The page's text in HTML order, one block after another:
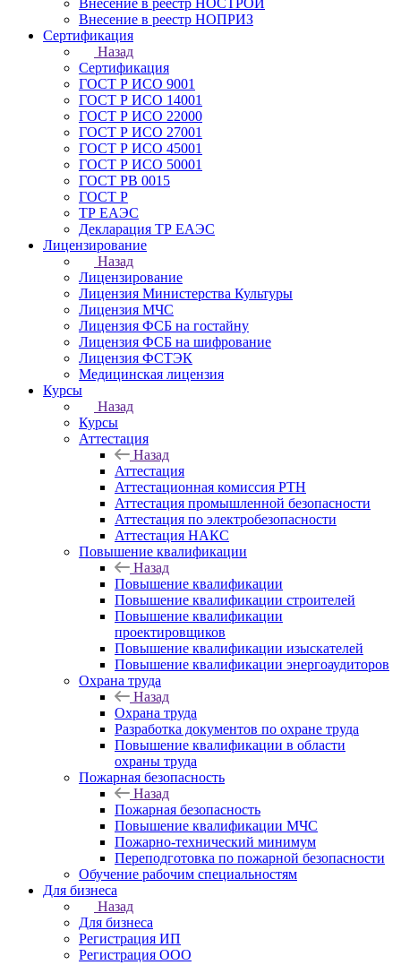
Внесение в реестр НОСТРОЙ
Внесение в реестр НОПРИЗ
Сертификация
Назад
Сертификация
ГОСТ Р ИСО 9001
ГОСТ Р ИСО 14001
ГОСТ Р ИСО 22000
ГОСТ Р ИСО 27001
ГОСТ Р ИСО 45001
ГОСТ Р ИСО 50001
ГОСТ РВ 0015
ГОСТ Р
ТР ЕАЭС
Декларация ТР ЕАЭС
Лицензирование
Назад
Лицензирование
Лицензия Министерства Культуры
Лицензия МЧС
Лицензия ФСБ на гостайну
Лицензия ФСБ на шифрование
Лицензия ФСТЭК
Медицинская лицензия
Курсы
Назад
Курсы
Аттестация
Назад
Аттестация
Аттестационная комиссия РТН
Аттестация промышленной безопасности
Аттестация по электробезопасности
Аттестация НАКС
Повышение квалификации
Назад
Повышение квалификации
Повышение квалификации строителей
Повышение квалификации
проектировщиков
Повышение квалификации изыскателей
Повышение квалификации энергоаудиторов
Охрана труда
Назад
Охрана труда
Разработка документов по охране труда
Повышение квалификации в области
охраны труда
Пожарная безопасность
Назад
Пожарная безопасность
Повышение квалификации МЧС
Пожарно-технический минимум
Переподготовка по пожарной безопасности
Обучение рабочим специальностям
Для бизнеса
Назад
Для бизнеса
Регистрация ИП
Регистрация ООО